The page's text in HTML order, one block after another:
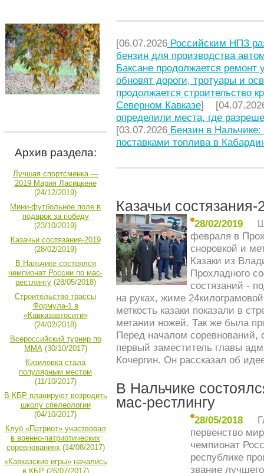
Архив раздела:
Лучшая спортсменка —
2019 Мария Ласицкене
(24/12/2019)
Мини-футбольное поле в
подарок за победу
(23/10/2019)
Казачьи состязания-2019
(28/02/2019)
В Нальчике состоялся
чемпионат России по мас-
рестлингу(28/05/2018)
Строительство трассы
Формула-1 в
«Кавказавтосити»
(24/02/2018)
Всероссийский турнир по
ММА(30/10/2017)
Кизиловка стала
популярным местом
(11/10/2017)
В КБР планируют возродить
школу спелеологии
(04/10/2017)
Клуб «Патриот» участвовал
в военно-патриотических
соревнованиях(14/08/2017)
«Кавказские игры» начались
в КБР (26/07/2017)
[06.07.2026Российским НПЗ
бензин для производства
Баксане продолжается
обновят дороги, тротуары и
продолжается строительство
Северном Кавказе]
определили места, где
[03.07.2026Бензин в Нальчике:
поставками топлива в
Казачьи состязания-
28/02/2019
февраля в
сноровкой и
Казаки из
Прохладного
состязаний -
на руках, жиме
меткость казаки показали в
метании ножей. Так же была
Перед началом соревнований,
первый заместитель главы
Кочергин. Он рассказал об
В Нальчике
мас-рестлингу
28/05/2018
первенство
чемпионат
республике
звание